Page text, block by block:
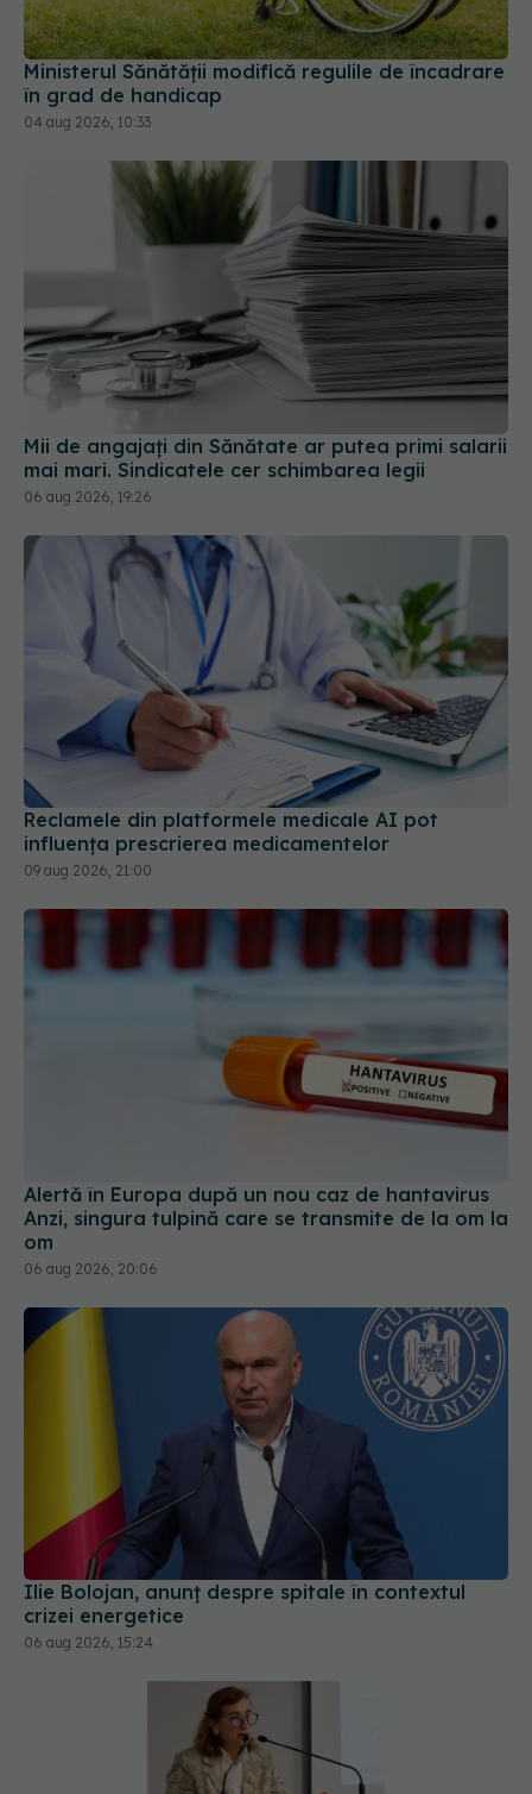
Ministerul Sănătății modifică regulile de încadrare
în grad de handicap
04 aug 2026, 10:33
Mii de angajați din Sănătate ar putea primi salarii
06 aug 2026, 19:26
Reclamele din platformele medicale AI pot
influența prescrierea medicamentelor
09 aug 2026, 21:00
om
06 aug 2026, 20:06
Ilie Bolojan, anunț despre spitale în contextul
crizei energetice
06 aug 2026, 15:24